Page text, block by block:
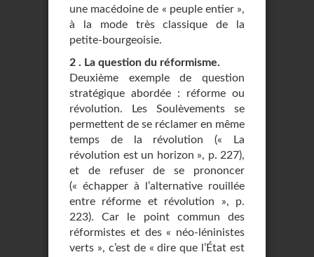
une macédoine de « peuple entier »,
à la mode très classique de la
petite-bourgeoisie.
2 . La question du réformisme.
Deuxième exemple de question
stratégique abordée : réforme ou
révolution. Les Soulèvements se
permettent de se réclamer en même
temps de la révolution (« La
révolution est un horizon », p. 227),
et de refuser de se prononcer
(« échapper à l’alternative rouillée
entre réforme et révolution », p.
223). Car le point commun des
réformistes et des « néo-léninistes
verts », c’est de « dire que l’État est